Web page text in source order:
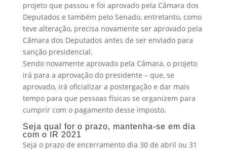
projeto que passou e foi aprovado pela Câmara dos
Deputados e também pelo Senado, entretanto, como
teve alteração, precisa novamente ser aprovado pela
Câmara dos Deputados antes de ser enviado para
sanção presidencial.
Sendo novamente aprovado pela Câmara, o projeto
irá para a aprovação do presidente – que, se
aprovado, irá oficializar a postergação e dar mais
tempo para que pessoas físicas se organizem para
cumprir com o pagamento desse imposto.
Seja qual for o prazo, mantenha-se em dia
com o IR 2021
Seja o prazo de encerramento dia 30 de abril ou 31